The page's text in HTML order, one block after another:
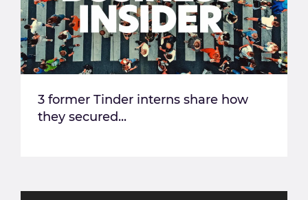
3 former Tinder interns share how
they secured...